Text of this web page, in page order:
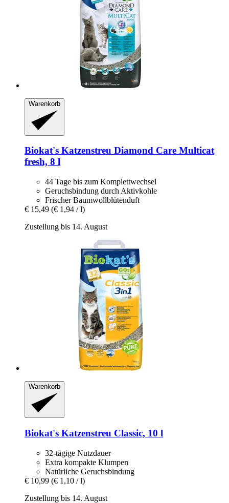
Warenkorb
Biokat's Katzenstreu Diamond Care Multicat
fresh, 8 l
44 Tage bis zum Komplettwechsel
Geruchsbindung durch Aktivkohle
Frischer Baumwollblütenduft
€ 15,49 (€ 1,94 / l)
Zustellung bis 14. August
Warenkorb
Biokat's Katzenstreu Classic, 10 l
32-tägige Nutzdauer
Extra kompakte Klumpen
Natürliche Geruchsbindung
€ 10,99 (€ 1,10 / l)
Zustellung bis 14. August